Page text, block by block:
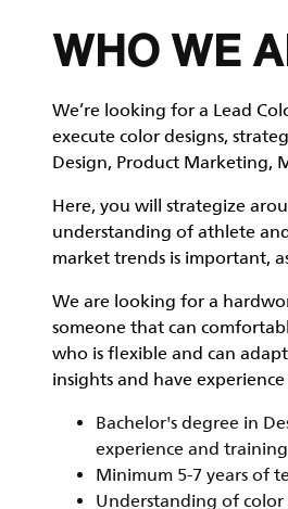
WHO WE
We’re looking for a Lead
execute color designs,
Design, Product Marketing,
Here, you will strategize
understanding of athlete
market trends is important,
We are looking for a
someone that can
who is flexible and can
insights and have
Bachelor's degree in
experience and
Minimum 5-7 years of
Understanding of